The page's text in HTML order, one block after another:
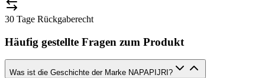
30 Tage Rückgaberecht
Häufig gestellte Fragen zum Produkt
Was ist die Geschichte der Marke NAPAPIJRI?